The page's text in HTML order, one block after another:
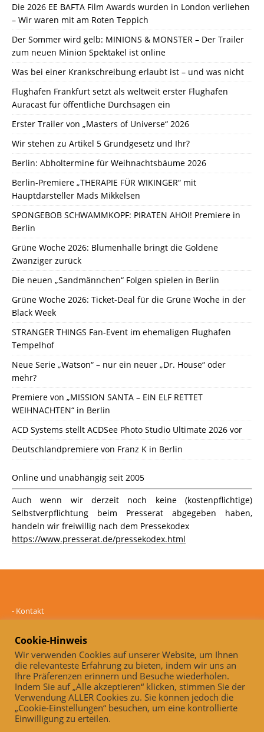
Die 2026 EE BAFTA Film Awards wurden in London verliehen
– Wir waren mit am Roten Teppich
Der Sommer wird gelb: MINIONS & MONSTER – Der Trailer
zum neuen Minion Spektakel ist online
Was bei einer Krankschreibung erlaubt ist – und was nicht
Flughafen Frankfurt setzt als weltweit erster Flughafen
Auracast für öffentliche Durchsagen ein
Erster Trailer von „Masters of Universe“ 2026
Wir stehen zu Artikel 5 Grundgesetz und Ihr?
Berlin: Abholtermine für Weihnachtsbäume 2026
Berlin-Premiere „THERAPIE FÜR WIKINGER“ mit
Hauptdarsteller Mads Mikkelsen
SPONGEBOB SCHWAMMKOPF: PIRATEN AHOI! Premiere in
Berlin
Grüne Woche 2026: Blumenhalle bringt die Goldene
Zwanziger zurück
Die neuen „Sandmännchen“ Folgen spielen in Berlin
Grüne Woche 2026: Ticket-Deal für die Grüne Woche in der
Black Week
STRANGER THINGS Fan-Event im ehemaligen Flughafen
Tempelhof
Neue Serie „Watson“ – nur ein neuer „Dr. House“ oder
mehr?
Premiere von „MISSION SANTA – EIN ELF RETTET
WEIHNACHTEN“ in Berlin
ACD Systems stellt ACDSee Photo Studio Ultimate 2026 vor
Deutschlandpremiere von Franz K in Berlin
Online und unabhängig seit 2005
Auch wenn wir derzeit noch keine (kostenpflichtige)
Selbstverpflichtung beim Presserat abgegeben haben,
handeln wir freiwillig nach dem Pressekodex
https://www.presserat.de/pressekodex.html
- Kontakt
Datenschutz
-Impressum
Online und unabhängig seit 2005
Auch, wenn wir derzeit noch keine (kostenpflichtige)
Selbstverpflichtung beim Presserat abgegeben haben, handeln wir
freiwillig nach dem Pressekodex
https://www.presserat.de/pressekodex.html
Cookie-Hinweis
Wir verwenden Cookies auf unserer Website, um Ihnen
die relevanteste Erfahrung zu bieten, indem wir uns an
Ihre Präferenzen erinnern und Besuche wiederholen.
Indem Sie auf „Alle akzeptieren“ klicken, stimmen Sie der
Verwendung ALLER Cookies zu. Sie können jedoch die
„Cookie-Einstellungen“ besuchen, um eine kontrollierte
Einwilligung zu erteilen.